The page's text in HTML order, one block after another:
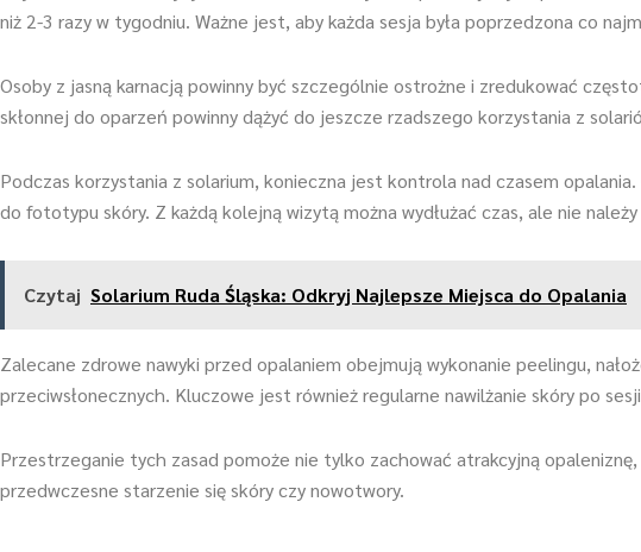
niż 2-3 razy w tygodniu. Ważne jest, aby każda sesja była poprzedzona co
Osoby z jasną karnacją powinny być szczególnie ostrożne i zredukować
skłonnej do oparzeń powinny dążyć do jeszcze rzadszego korzystania z
Podczas korzystania z solarium, konieczna jest kontrola nad czasem
do fototypu skóry. Z każdą kolejną wizytą można wydłużać czas, ale nie
Czytaj Solarium Ruda Śląska: Odkryj Najlepsze Miejsca do Opalania
Zalecane zdrowe nawyki przed opalaniem obejmują wykonanie peelingu,
przeciwsłonecznych. Kluczowe jest również regularne nawilżanie skóry po
Przestrzeganie tych zasad pomoże nie tylko zachować atrakcyjną
przedwczesne starzenie się skóry czy nowotwory.